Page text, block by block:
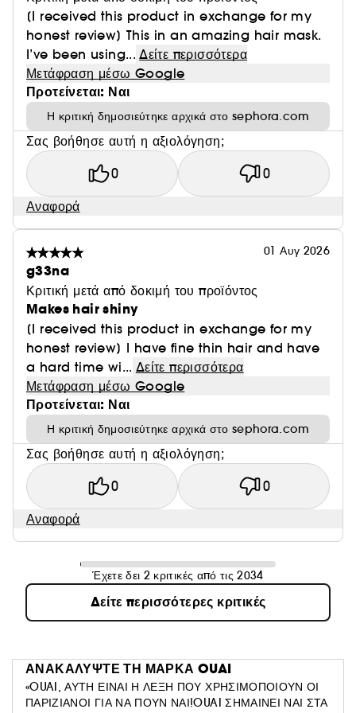
[I received this product in exchange for my
honest review] This in an amazing hair mask.
I’ve been using... Δείτε περισσότερα
Μετάφραση μέσω Google
Προτείνεται: Ναι
Η κριτική δημοσιεύτηκε αρχικά στο sephora.com
Σας βοήθησε αυτή η αξιολόγηση;
0 0
Αναφορά
01 Αυγ 2026
g33na
Κριτική μετά από δοκιμή του προϊόντος
Makes hair shiny
[I received this product in exchange for my
honest review] I have fine thin hair and have
a hard time wi... Δείτε περισσότερα
Μετάφραση μέσω Google
Προτείνεται: Ναι
Η κριτική δημοσιεύτηκε αρχικά στο sephora.com
Σας βοήθησε αυτή η αξιολόγηση;
0 0
Αναφορά
Έχετε δει 2 κριτικές από τις 2034
Δείτε περισσότερες κριτικές
ΑΝΑΚΑΛΥΨΤΕ ΤΗ ΜΑΡΚΑ OUAI
«OUAI, ΑΥΤΗ ΕΙΝΑΙ Η ΛΕΞΗ ΠΟΥ ΧΡΗΣΙΜΟΠΟΙΟΥΝ ΟΙ
ΠΑΡΙΖΙΑΝΟΙ ΓΙΑ ΝΑ ΠΟΥΝ ΝΑΙ!OUAI ΣΗΜΑΙΝΕΙ ΝΑΙ ΣΤΑ